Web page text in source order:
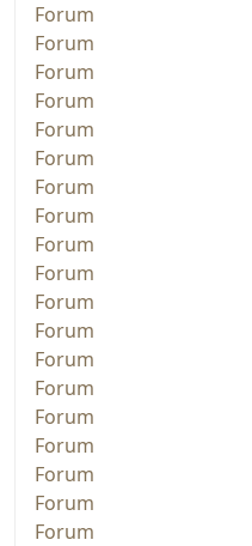
Forum
Forum
Forum
Forum
Forum
Forum
Forum
Forum
Forum
Forum
Forum
Forum
Forum
Forum
Forum
Forum
Forum
Forum
Forum